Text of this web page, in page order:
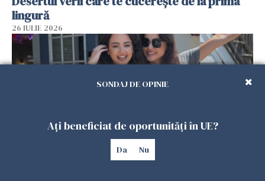
lingură
26 IULIE 2026
SONDAJ DE OPINIE
Ați beneficiat de oportunități în UE?
Da Nu